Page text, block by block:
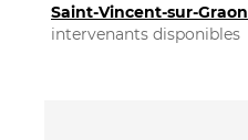
Saint-Vincent-sur-Graon
intervenants disponibles